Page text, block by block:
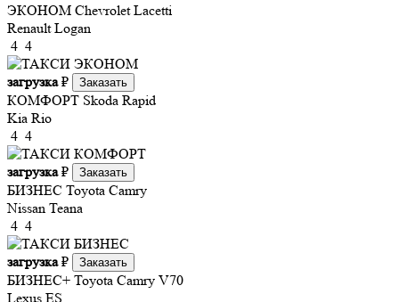
ЭКОНОМ Chevrolet Lacetti
Renault Logan
4 4
загрузка₽ Заказать
КОМФОРТ Skoda Rapid
Kia Rio
4 4
загрузка₽ Заказать
БИЗНЕС Toyota Camry
Nissan Teana
4 4
загрузка₽ Заказать
БИЗНЕС+ Toyota Camry V70
Lexus ES